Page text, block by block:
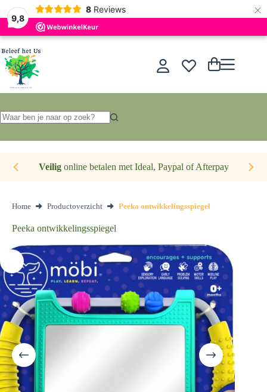
9,8
8 Reviews ×
Ga
naar
de
inhoud
Winkelwagen
resultaten
Veiligonline betalen met Ideal, Paypal of Afterpay
Home Productoverzicht Peeka ontwikkelingsspiegel
Peeka ontwikkelingsspiegel